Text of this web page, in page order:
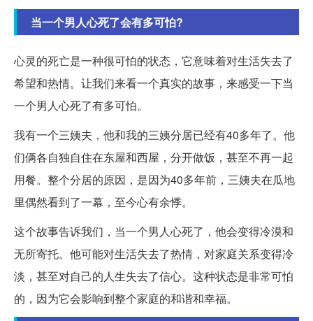
当一个男人心死了会有多可怕?
心灵的死亡是一种很可怕的状态，它意味着对生活失去了
希望和热情。让我们来看一个真实的故事，来感受一下当
一个男人心死了有多可怕。
我有一个三姨夫，他和我的三姨分居已经有40多年了。他
们俩各自独自住在东屋和西屋，分开做饭，甚至不再一起
用餐。整个分居的原因，是因为40多年前，三姨夫在瓜地
里偶然看到了一幕，至今心有余悸。
这个故事告诉我们，当一个男人心死了，他会变得冷漠和
无所寄托。他可能对生活失去了热情，对家庭关系变得冷
淡，甚至对自己的人生失去了信心。这种状态是非常可怕
的，因为它会影响到整个家庭的和谐和幸福。